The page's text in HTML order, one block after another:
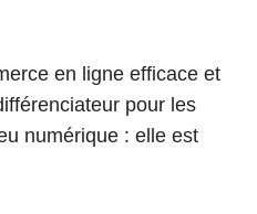
en ligne efficace et
pour les
numérique : elle est